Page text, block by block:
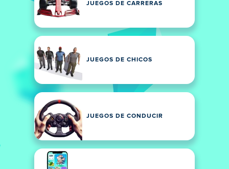
JUEGOS DE CARRERAS
JUEGOS DE CHICOS
JUEGOS DE CONDUCIR